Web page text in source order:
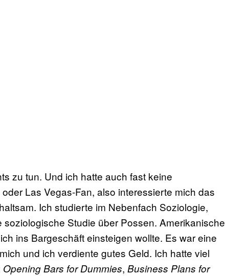
zu tun. Und ich hatte auch fast keine
Las Vegas-Fan, also interessierte mich das
Ich studierte im Nebenfach Soziologie,
Studie über Possen. Amerikanische
ins Bargeschäft einsteigen wollte. Es war eine
und ich verdiente gutes Geld. Ich hatte viel
Opening Bars for Dummies, Business Plans for